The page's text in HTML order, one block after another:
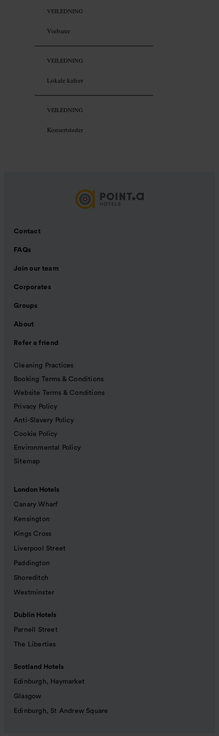
VEILEDNING
Vinbarer
VEILEDNING
Lokale kafeer
VEILEDNING
Konsertsteder
Contact
FAQs
Join our team
Corporates
Groups
About
Refer a friend
Cleaning Practices
Booking Terms & Conditions
Website Terms & Conditions
Privacy Policy
Anti-Slavery Policy
Cookie Policy
Environmental Policy
Sitemap
London Hotels
Canary Wharf
Kensington
Kings Cross
Liverpool Street
Paddington
Shoreditch
Westminster
Dublin Hotels
Parnell Street
The Liberties
Scotland Hotels
Edinburgh, Haymarket
Glasgow
Edinburgh, St Andrew Square